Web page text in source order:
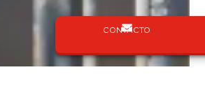
CONTACTO